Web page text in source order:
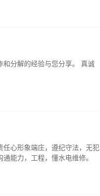
和分解的经验与您分享。 真诚
任心形象端庄，遵纪守法，无犯
能力，工程，懂水电维修。